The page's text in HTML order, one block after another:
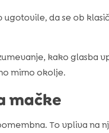
da se ob
kako glasba
mirno okolje.
mačke
To vpliva na